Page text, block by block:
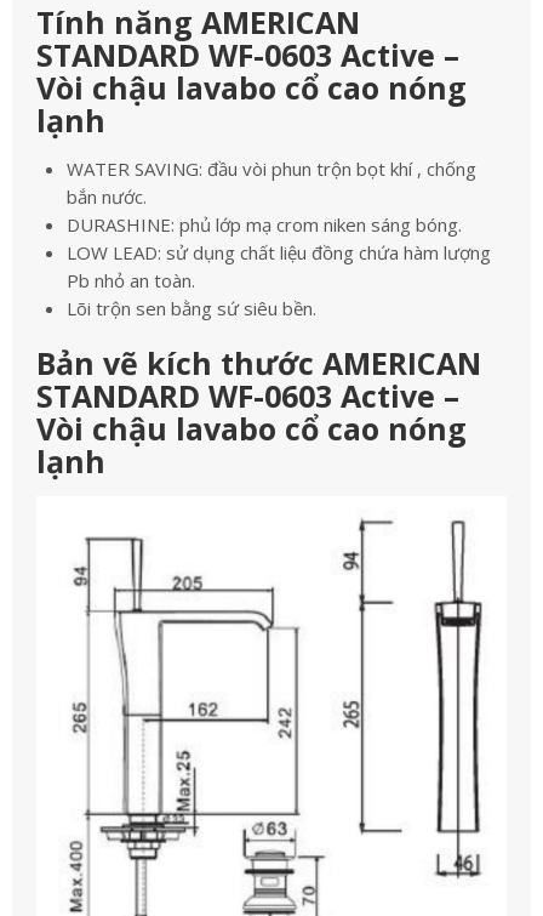
Tính năng AMERICAN
STANDARD WF-0603 Active –
Vòi chậu lavabo cổ cao nóng
lạnh
WATER SAVING: đầu vòi phun trộn bọt khí , chống
bắn nước.
DURASHINE: phủ lớp mạ crom niken sáng bóng.
LOW LEAD: sử dụng chất liệu đồng chứa hàm lượng
Pb nhỏ an toàn.
Lõi trộn sen bằng sứ siêu bền.
Bản vẽ kích thước AMERICAN
STANDARD WF-0603 Active –
Vòi chậu lavabo cổ cao nóng
lạnh